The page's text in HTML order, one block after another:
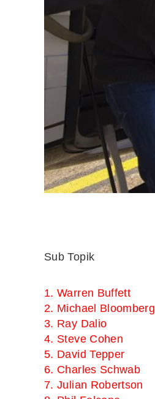
Sub Topik
1. Warren Buffett
2. Michael Bloomberg
3. Ray Dalio
4. Steve Cohen
5. David Tepper
6. Charles Schwab
7. Julian Robertson